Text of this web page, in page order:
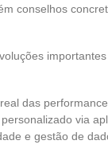
conselhos
das
via
e gestão de